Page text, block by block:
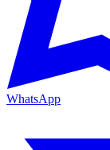
WhatsApp